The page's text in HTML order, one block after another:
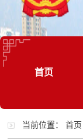
首页
当前位置：首页